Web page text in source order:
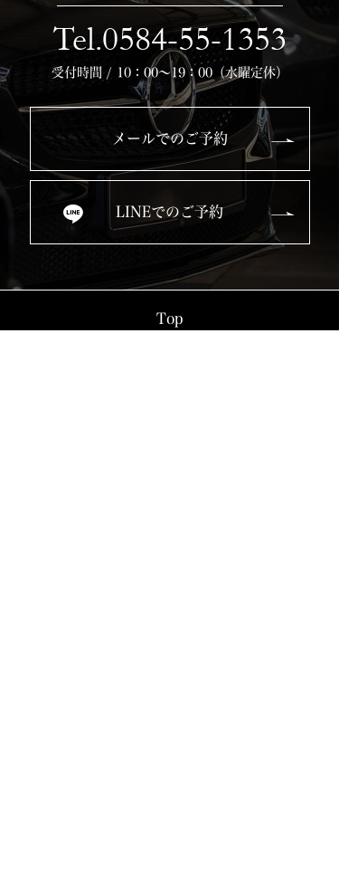
Tel.0584-55-1353
受付時間 / 10：00～19：00（水曜定休）
メールでのご予約
LINEでのご予約
Top